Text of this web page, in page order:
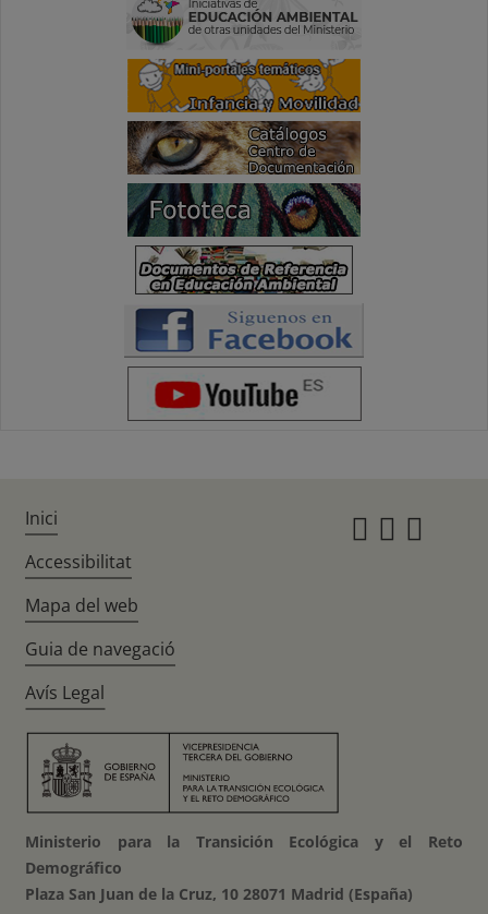
Inici
Accessibilitat
Mapa del web
Guia de navegació
Avís Legal
Ministerio para la Transición Ecológica y el Reto
Demográfico
Plaza San Juan de la Cruz, 10 28071 Madrid (España)